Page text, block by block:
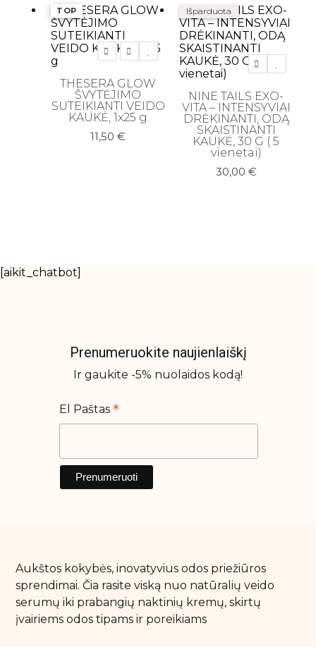
40,00 €.
32,00 €.
TOP
THESERA GLOW
ŠVYTĖJIMO
SUTEIKIANTI VEIDO
KAUKĖ, 1x25 g
11,50€
Išparduota
NINE TAILS EXO-
VITA – INTENSYVIAI
DRĖKINANTI, ODĄ
SKAISTINANTI
KAUKĖ, 30 G ( 5
vienetai)
30,00 €
[aikit_chatbot]
Prenumeruokite naujienlaiškį
Ir gaukite -5% nuolaidos kodą!
El Paštas *
Aukštos kokybės, inovatyvius odos priežiūros
sprendimai. Čia rasite viską nuo natūralių veido
serumų iki prabangių naktinių kremų, skirtų
įvairiems odos tipams ir poreikiams